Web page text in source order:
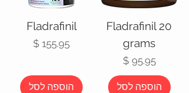
Fladrafinil 20
grams
מחיר‏95.95 ‏$
הוספה לסל
Fladrafinil
מחיר
הוספה לסל